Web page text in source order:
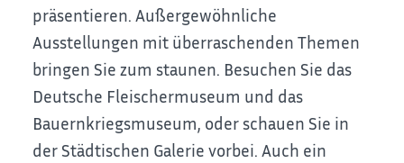
präsentieren. Außergewöhnliche
Ausstellungen mit überraschenden Themen
bringen Sie zum staunen. Besuchen Sie das
Deutsche Fleischermuseum und das
Bauernkriegsmuseum, oder schauen Sie in
der Städtischen Galerie vorbei. Auch ein